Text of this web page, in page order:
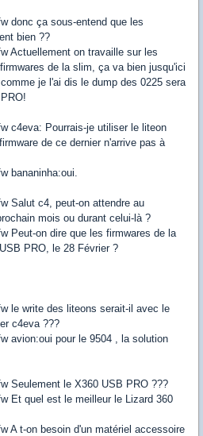
donc ça sous-entend que les
bien ??
Actuellement on travaille sur les
de la slim, ça va bien jusqu'ici
je l'ai dis le dump des 0225 sera
c4eva: Pourrais-je utiliser le liteon
de ce dernier n'arrive pas à
bananinha:oui.
Salut c4, peut-on attendre au
mois ou durant celui-là ?
Peut-on dire que les firmwares de la
PRO, le 28 Février ?
le write des liteons serait-il avec le
c4eva ???
avion:oui pour le 9504 , la solution
Seulement le X360 USB PRO ???
Et quel est le meilleur le Lizard 360
A t-on besoin d'un matériel accessoire